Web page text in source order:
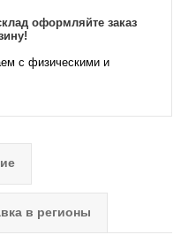
оформляйте заказ
с физическими и
в регионы